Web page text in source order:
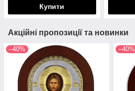
Купити
Акційні пропозиції та новинки
–40% –40%